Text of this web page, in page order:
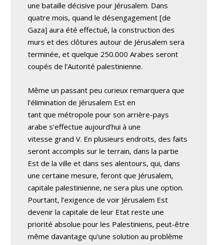
une bataille décisive pour Jérusalem. Dans
quatre mois, quand le désengagement [de
Gaza] aura été effectué, la construction des
murs et des clôtures autour de Jérusalem sera
terminée, et quelque 250.000 Arabes seront
coupés de l’Autorité palestinienne.
Même un passant peu curieux remarquera que
l’élimination de Jérusalem Est en
tant que métropole pour son arrière-pays
arabe s’effectue aujourd’hui à une
vitesse grand V. En plusieurs endroits, des faits
seront accomplis sur le terrain, dans la partie
Est de la ville et dans ses alentours, qui, dans
une certaine mesure, feront que Jérusalem,
capitale palestinienne, ne sera plus une option.
Pourtant, l’exigence de voir Jérusalem Est
devenir la capitale de leur Etat reste une
priorité absolue pour les Palestiniens, peut-être
même davantage qu’une solution au problème